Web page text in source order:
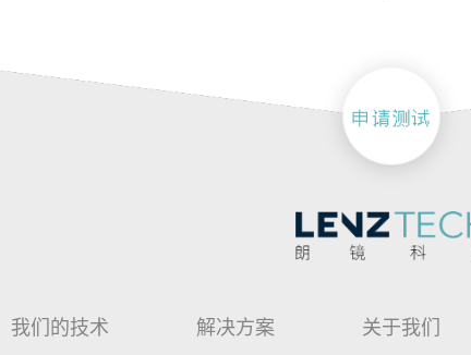
我们的技术 解决方案 关于我们